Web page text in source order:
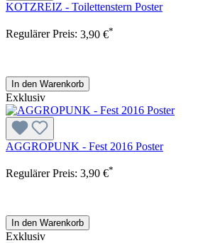
KOTZREIZ - Toilettenstern Poster
Regulärer Preis: 3,90 €*
In den Warenkorb
Exklusiv
AGGROPUNK - Fest 2016 Poster
Regulärer Preis: 3,90 €*
In den Warenkorb
Exklusiv